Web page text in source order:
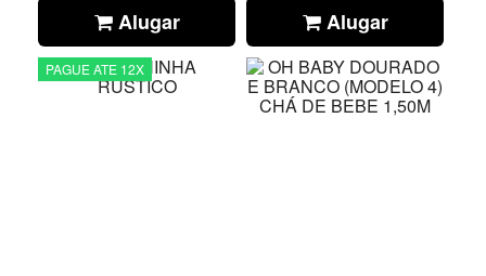
Alugar Alugar
PAGUE ATE 12X